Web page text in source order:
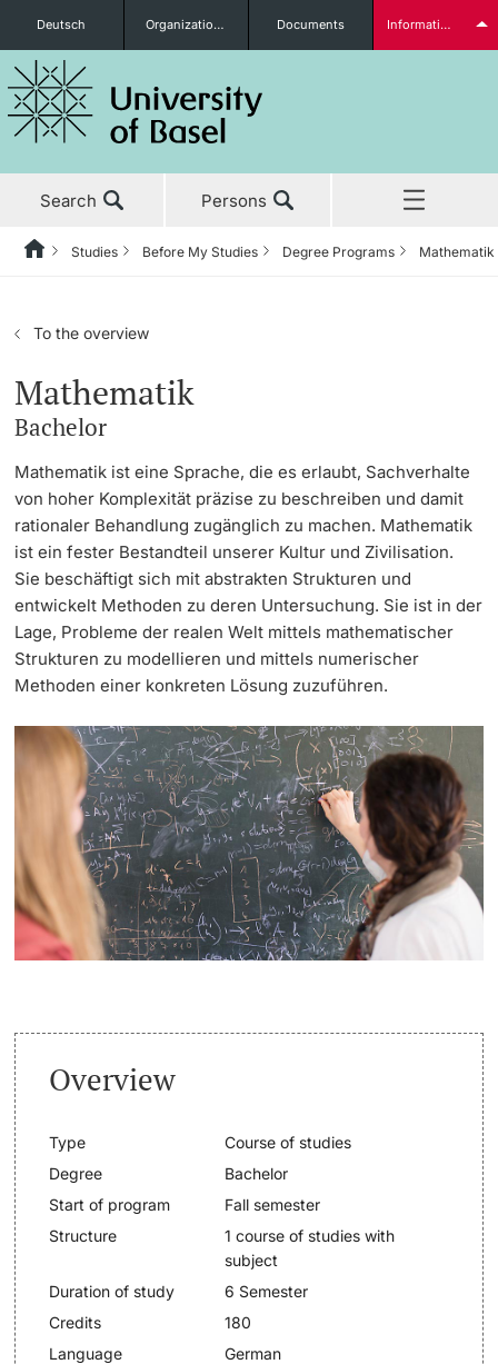
Prospective Students
Further information
PhD Candidates
Donors & Alumni
Further information
Lecturers
Further information
Deutsch Organizational units Documents Information for...
Search Persons
News & Events
Studies
Studies
Before My Studies
Degree Programs
Application & Admission
Dates
Informations, Events & Get a Taste
Student Advice Center
Five reasons for studying in Basel
In My Studies
Course Directory
Course Registration
Welcome to the University of Basel
Mobility
Course Auditors
Research
Teaching
Continuing Education
University
HomeBackStudies Before My Studies Degree Programs Mathematik
To the overview
Mathematik
Bachelor
Mathematik ist eine Sprache, die es erlaubt, Sachverhalte
von hoher Komplexität präzise zu beschreiben und damit
rationaler Behandlung zugänglich zu machen. Mathematik
ist ein fester Bestandteil unserer Kultur und Zivilisation.
Sie beschäftigt sich mit abstrakten Strukturen und
entwickelt Methoden zu deren Untersuchung. Sie ist in der
Lage, Probleme der realen Welt mittels mathematischer
Strukturen zu modellieren und mittels numerischer
Methoden einer konkreten Lösung zuzuführen.
Overview
Type
Course of studies
Degree
Bachelor
Start of program
Fall semester
Structure
1 course of studies with
subject
Duration of study
6 Semester
Credits
180
Language
German